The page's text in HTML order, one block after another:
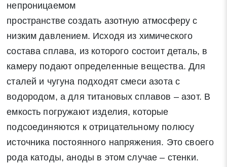
непроницаемом
пространстве создать азотную атмосферу с
низким давлением. Исходя из химического
состава сплава, из которого состоит деталь, в
камеру подают определенные вещества. Для
сталей и чугуна подходят смеси азота с
водородом, а для титановых сплавов – азот. В
емкость погружают изделия, которые
подсоединяются к отрицательному полюсу
источника постоянного напряжения. Это своего
рода катоды, аноды в этом случае – стенки.